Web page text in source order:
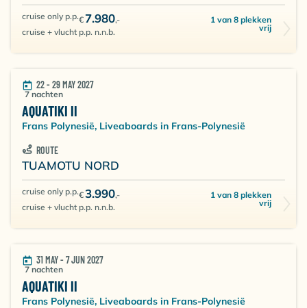
cruise only p.p.€ 7.980,-
cruise + vlucht p.p. n.n.b.
1 van 8 plekken
vrij
22 - 29 MAY 2027
7 nachten
AQUATIKI II
Frans Polynesië, Liveaboards in Frans-Polynesië
ROUTE
TUAMOTU NORD
cruise only p.p.€3.990,-
cruise + vlucht p.p. n.n.b.
1 van 8 plekken
vrij
31 MAY - 7 JUN 2027
7 nachten
AQUATIKI II
Frans Polynesië, Liveaboards in Frans-Polynesië